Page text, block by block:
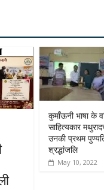
कुमाँऊनी भाषा के
साहित्यकार
उनकी प्रथम
श्रद्धांजलि
May 10, 2022